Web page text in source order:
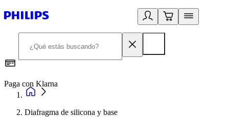
Paga con Klarna
Diafragma de silicona y base